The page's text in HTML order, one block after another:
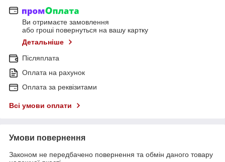
Ви отримаєте замовлення
або гроші повернуться на вашу картку
Детальніше
Післяплата
Оплата на рахунок
Оплата за реквізитами
Всі умови оплати
Умови повернення
Законом не передбачено повернення та обмін даного товару